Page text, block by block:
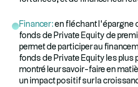
Financer : en fléchant l’épargne
fonds de Private Equity de
permet de participer au
fonds de Private Equity les
montré leur savoir-faire en
un impact positif sur la